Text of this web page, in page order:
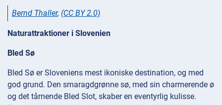
Bernd Thaller, (CC BY 2.0)
Naturattraktioner i Slovenien
Bled Sø
Bled Sø er Sloveniens mest ikoniske destination, og med
god grund. Den smaragdgrønne sø, med sin charmerende ø
og det tårnende Bled Slot, skaber en eventyrlig kulisse.